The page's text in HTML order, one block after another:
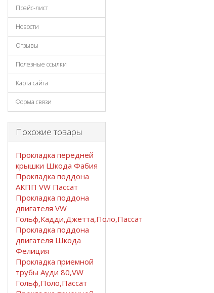
Прайс-лист
Новости
Отзывы
Полезные ссылки
Карта сайта
Форма связи
Похожие товары
Прокладка передней
крышки Шкода Фабия
Прокладка поддона
АКПП VW Пассат
Прокладка поддона
двигателя VW
Гольф,Кадди,Джетта,Поло,Пассат
Прокладка поддона
двигателя Шкода
Фелиция
Прокладка приемной
трубы Ауди 80,VW
Гольф,Поло,Пассат